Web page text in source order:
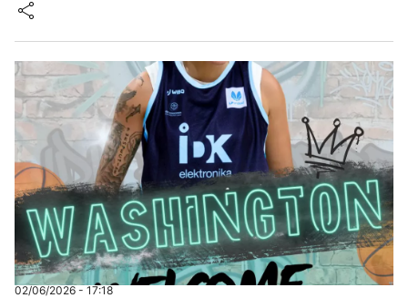
02/06/2026 - 17:18